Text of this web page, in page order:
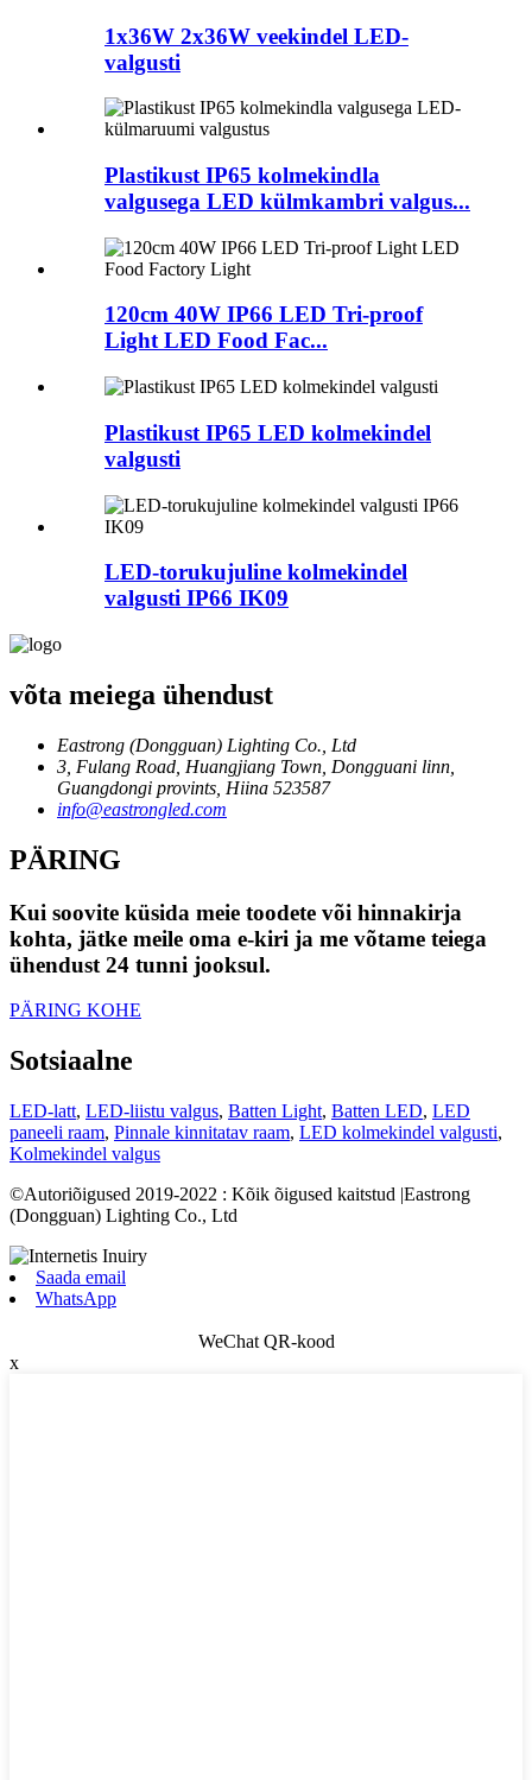
1x36W 2x36W veekindel LED-
valgusti
Plastikust IP65 kolmekindla
valgusega LED külmkambri valgus...
120cm 40W IP66 LED Tri-proof
Light LED Food Fac...
Plastikust IP65 LED kolmekindel
valgusti
LED-torukujuline kolmekindel
valgusti IP66 IK09
võta meiega ühendust
Eastrong (Dongguan) Lighting Co., Ltd
3, Fulang Road, Huangjiang Town, Dongguani linn,
Guangdongi provints, Hiina 523587
info@eastrongled.com
PÄRING
Kui soovite küsida meie toodete või hinnakirja
kohta, jätke meile oma e-kiri ja me võtame teiega
ühendust 24 tunni jooksul.
PÄRING KOHE
Sotsiaalne
LED-latt, LED-liistu valgus, Batten Light, Batten LED, LED
paneeli raam, Pinnale kinnitatav raam, LED kolmekindel valgusti,
Kolmekindel valgus
©Autoriõigused 2019-2022 : Kõik õigused kaitstud |Eastrong
(Dongguan) Lighting Co., Ltd
Saada email
WhatsApp
WeChat QR-kood
x